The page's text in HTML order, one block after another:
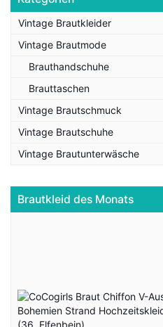
Vintage Brautkleider
Vintage Brautmode
Brauthandschuhe
Brauttaschen
Vintage Brautschmuck
Vintage Brautschuhe
Vintage Brautunterwäsche
Brautkleid des Monats